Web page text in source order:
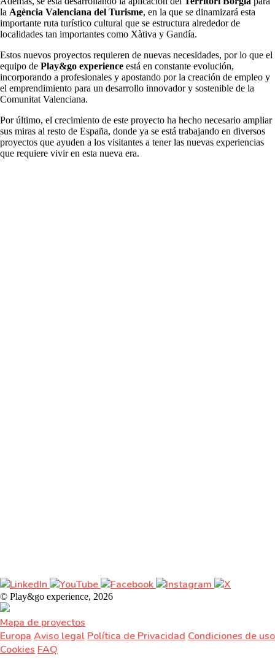
la Agència Valenciana del Turisme, en la que se dinamizará esta
importante ruta turístico cultural que se estructura alrededor de
localidades tan importantes como Xàtiva y Gandía.
Estos nuevos proyectos requieren de nuevas necesidades, por lo que el
equipo de Play&go experience está en constante evolución,
incorporando a profesionales y apostando por la creación de empleo y
el emprendimiento para un desarrollo innovador y sostenible de la
Comunitat Valenciana.
Por último, el crecimiento de este proyecto ha hecho necesario ampliar
sus miras al resto de España, donde ya se está trabajando en diversos
proyectos que ayuden a los visitantes a tener las nuevas experiencias
que requiere vivir en esta nueva era.
© Play&go experience, 2026
Mapa de proyectos
Europa Aviso legal Política de Privacidad Condiciones de uso
Cookies FAQ